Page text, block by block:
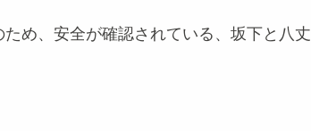
め、安全が確認されている、坂下と八丈